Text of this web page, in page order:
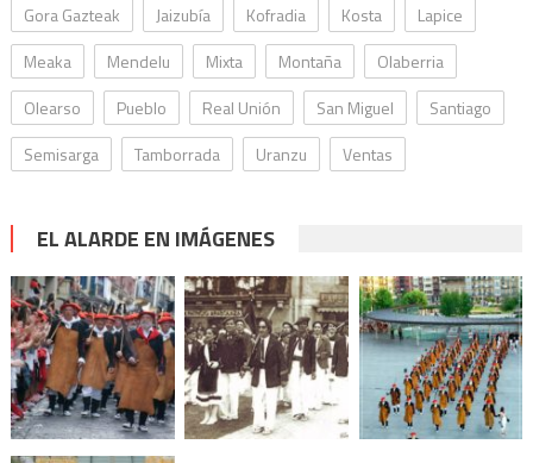
Gora Gazteak
Jaizubía Kofradia Kosta
Lapice
Meaka
Mendelu Mixta Montaña
Olaberria
Olearso
Pueblo Real Unión San Miguel
Santiago
Semisarga
Tamborrada Uranzu Ventas
EL ALARDE EN IMÁGENES